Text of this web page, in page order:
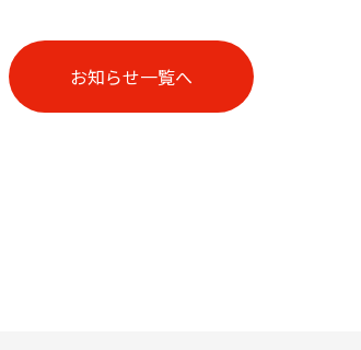
お知らせ一覧へ